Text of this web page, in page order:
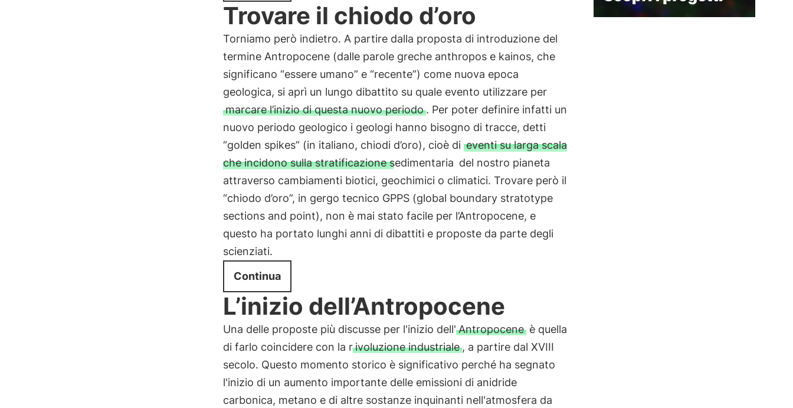
Trovare il chiodo d’oro
Torniamo però indietro. A partire dalla proposta di introduzione del
termine Antropocene (dalle parole greche anthropos e kainos, che
significano “essere umano” e “recente”) come nuova epoca
geologica, si aprì un lungo dibattito su quale evento utilizzare per
marcare l’inizio di questa nuovo periodo. Per poter definire infatti un
nuovo periodo geologico i geologi hanno bisogno di tracce, detti
“golden spikes” (in italiano, chiodi d’oro), cioè di eventi su larga scala
che incidono sulla stratificazione sedimentaria del nostro pianeta
attraverso cambiamenti biotici, geochimici o climatici. Trovare però il
“chiodo d’oro”, in gergo tecnico GPPS (global boundary stratotype
sections and point), non è mai stato facile per l’Antropocene, e
questo ha portato lunghi anni di dibattiti e proposte da parte degli
scienziati.
Continua
L’inizio dell’Antropocene
Una delle proposte più discusse per l'inizio dell' Antropoceneè quella
di farlo coincidere con la rivoluzione industriale, a partire dal XVIII
secolo. Questo momento storico è significativo perché ha segnato
l'inizio di un aumento importante delle emissioni di anidride
carbonica, metano e di altre sostanze inquinanti nell'atmosfera da